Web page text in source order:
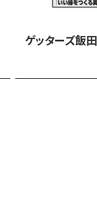
い影響を及ぼし
ゲッターズ飯